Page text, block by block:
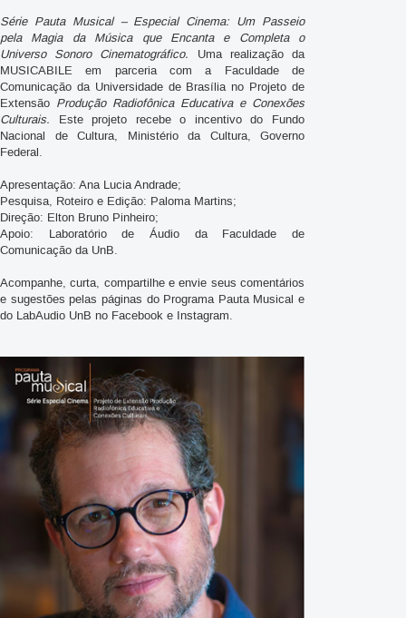
Série Pauta Musical – Especial Cinema: Um Passeio
pela Magia da Música que Encanta e Completa o
Universo Sonoro Cinematográfico. Uma realização da
MUSICABILE em parceria com a Faculdade de
Comunicação da Universidade de Brasília no Projeto de
Extensão Produção Radiofônica Educativa e Conexões
Culturais. Este projeto recebe o incentivo do Fundo
Nacional de Cultura, Ministério da Cultura, Governo
Federal.
Apresentação: Ana Lucia Andrade;
Pesquisa, Roteiro e Edição: Paloma Martins;
Direção: Elton Bruno Pinheiro;
Apoio: Laboratório de Áudio da Faculdade de
Comunicação da UnB.
Acompanhe, curta, compartilhe e envie seus comentários
e sugestões pelas páginas do Programa Pauta Musical e
do LabAudio UnB no Facebook e Instagram.